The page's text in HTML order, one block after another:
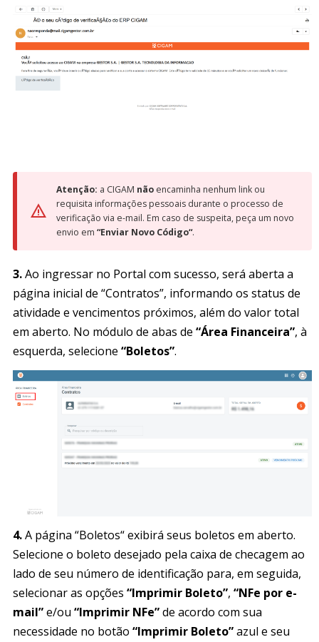
Atenção: a CIGAM não encaminha nenhum link ou
requisita informações pessoais durante o processo de
verificação via e-mail. Em caso de suspeita, peça um novo
envio em “Enviar Novo Código“.
3.Ao ingressar no Portal com sucesso, será aberta a
página inicial de “Contratos”, informando os status de
atividade e vencimentos próximos, além do valor total
em aberto. No módulo de abas de “Área Financeira”, à
esquerda, selecione “Boletos”.
4.A página “Boletos“ exibirá seus boletos em aberto.
Selecione o boleto desejado pela caixa de checagem ao
lado de seu número de identificação para, em seguida,
selecionar as opções “Imprimir Boleto”, “NFe por e-
mail”e/ou “Imprimir NFe”de acordo com sua
necessidade no botão “Imprimir Boleto”azul e seu